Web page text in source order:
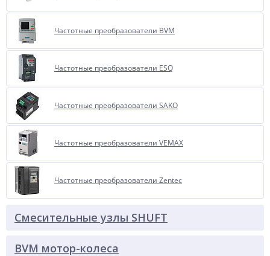
Частотные преобразователи BVM
Частотные преобразователи ESQ
Частотные преобразователи SAKO
Частотные преобразователи VEMAX
Частотные преобразователи Zentec
Смесительные узлы SHUFT
BVM мотор-колеса